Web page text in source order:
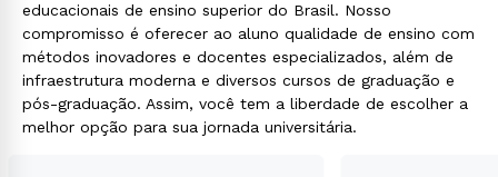
educacionais de ensino superior do Brasil. Nosso
compromisso é oferecer ao aluno qualidade de ensino com
métodos inovadores e docentes especializados, além de
infraestrutura moderna e diversos cursos de graduação e
pós-graduação. Assim, você tem a liberdade de escolher a
melhor opção para sua jornada universitária.